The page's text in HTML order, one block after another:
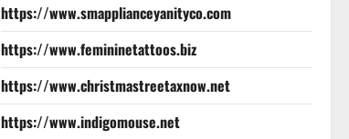
https://www.smapplianceyanityco.com
https://www.femininetattoos.biz
https://www.christmastreetaxnow.net
https://www.indigomouse.net